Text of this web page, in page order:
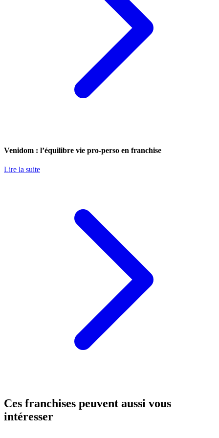
Venidom : l’équilibre vie pro-perso en franchise
Lire la suite
Ces franchises peuvent aussi vous
intéresser